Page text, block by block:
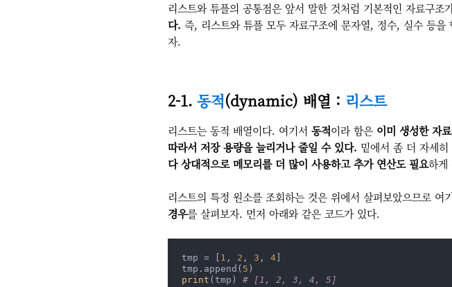
리스트와 튜플의 공통점은 앞서 말한 것처럼 기본적인 자료구조
다. 즉, 리스트와 튜플 모두 자료구조에 문자열, 정수, 실수 등
자.
2-1. 동적(dynamic) 배열 : 리스트
리스트는 동적 배열이다. 여기서 동적이라 함은 이미 생성한 자
따라서 저장 용량을 늘리거나 줄일 수 있다. 밑에서 좀 더 자세
다 상대적으로 메모리를 더 많이 사용하고 추가 연산도 필요하게
리스트의 특정 원소를 조회하는 것은 위에서 살펴보았으므로 여
경우를 살펴보자. 먼저 아래와 같은 코드가 있다.
tmp = [ 1 , 2 , 3 , 4
tmp.append( 5
print (tmp) # [1, 2, 3, 4, 5]